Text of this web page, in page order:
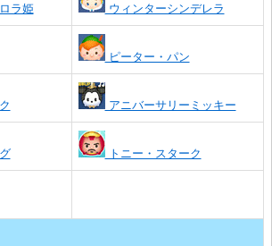
ラ姫 ウィンターシンデレラ
ピーター・パン
アニバーサリーミッキー
トニー・スターク